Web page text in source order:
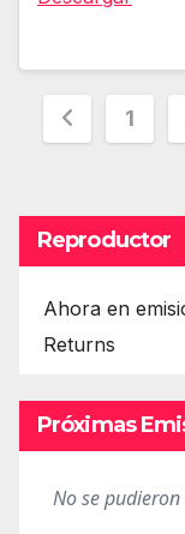
1
Reproductor
Ahora en
Returns
Próximas